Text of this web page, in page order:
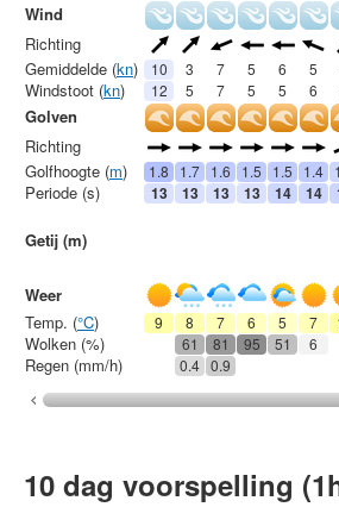
10 3 7 5 6 5
12
5 7 5 5 6
1.8 1.7 1.6 1.5 1.5 1.4
13 13 13 13 14 14
9 8 7 6 5 7
61
81 95 51
6
0.4 0.9
Wind
Richting
Gemiddelde (kn)
Windstoot (kn)
Golven
Richting
Golfhoogte (m)
Periode (s)
Getij (m)
Weer
Temp. (°C)
Wolken (%)
Regen (mm/h)
10 dag voorspelling